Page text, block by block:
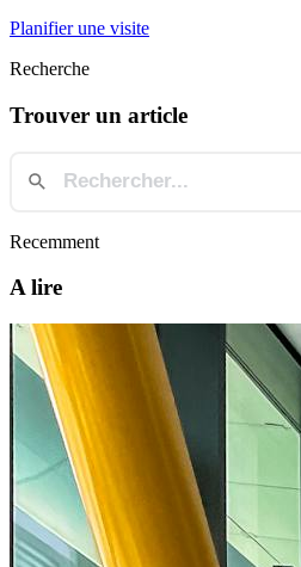
Planifier une visite
Recherche
Trouver un article
Recemment
A lire